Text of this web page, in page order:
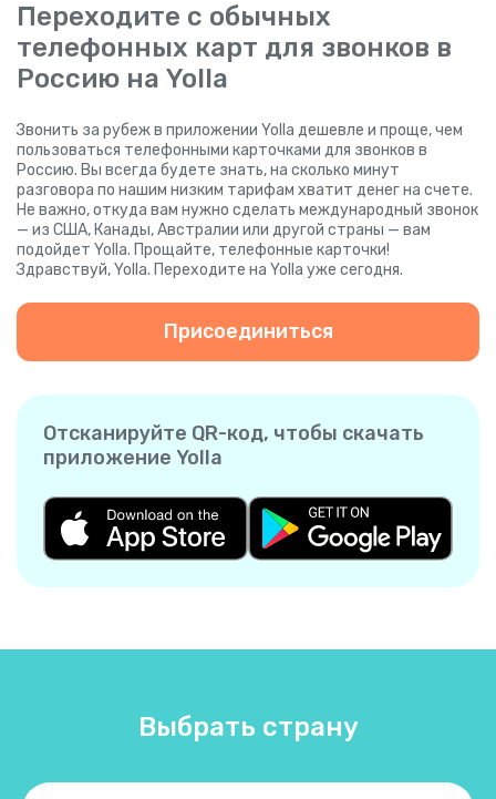
Переходите с обычных
телефонных карт для звонков в
Россию на Yolla
Звонить за рубеж в приложении Yolla дешевле и проще, чем
пользоваться телефонными карточками для звонков в
Россию. Вы всегда будете знать, на сколько минут
разговора по нашим низким тарифам хватит денег на счете.
Не важно, откуда вам нужно сделать международный звонок
— из США, Канады, Австралии или другой страны — вам
подойдет Yolla. Прощайте, телефонные карточки!
Здравствуй, Yolla. Переходите на Yolla уже сегодня.
Присоединиться
Отсканируйте QR-код, чтобы скачать
приложение Yolla
Выбрать страну